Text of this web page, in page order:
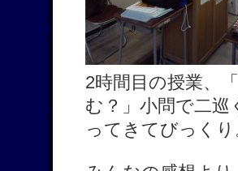
2時間目の授業、
む？」小問で二
ってきてびっく